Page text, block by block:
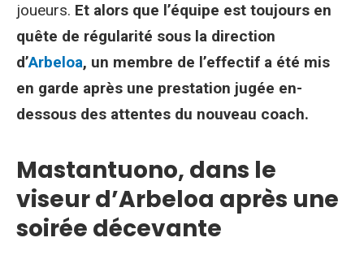
joueurs. Et alors que l’équipe est toujours en
quête de régularité sous la direction
d’Arbeloa, un membre de l’effectif a été mis
en garde après une prestation jugée en-
dessous des attentes du nouveau coach.
Mastantuono, dans le
viseur d’Arbeloa après une
soirée décevante